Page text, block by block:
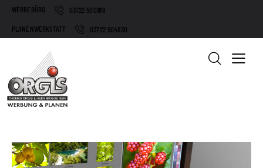
WERBEBÜRO
03722 500189
PLANENWERKSTATT
03722 504830